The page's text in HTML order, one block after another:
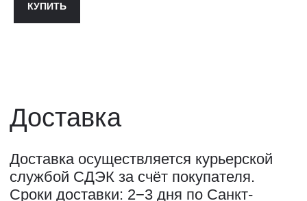
КУПИТЬ
ВКОНТАКТЕ↗
ПОЧТА:
INFO@STREET-ART-STORAGE.COM,
PR@STREET-ART-STORAGE.COM
ДЛЯ ЗАПИСИ НА ЭКСКУРСИИ:+7 921 433-35-93
ПО ВОПРОСАМ ПРИОБРЕТЕНИЯ ИСКУССТВА:
+7 911 779-63-95